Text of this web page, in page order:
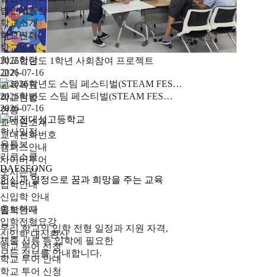
법인예결산
학교소개
학교연혁
학교상징
학교헌장
교가
교육목표
학교현황
현황
교직원소개
교내전화번호
캠퍼스안내
사이버투어
오시는길
입학안내
신입학 안내
홍보책자
입학전형요강
신입학 내신환산
학교 투어 신청
학교 투어 안내
학교 투어 신청
2026학년도 1학년 사회참여 프로젝트
2026-07-16
2026학년도 스팀 페스티벌(STEAM FES…
2026-07-16
학사일정
유튜브
리로스쿨
DAESEONG
헌신과 열정으로 꿈과 희망을 주는 교육
입학안내
우리 학교의 입학 전형 일정과 지원 자격,
제출 서류 등 입학에 필요한
모든 정보를 안내합니다.